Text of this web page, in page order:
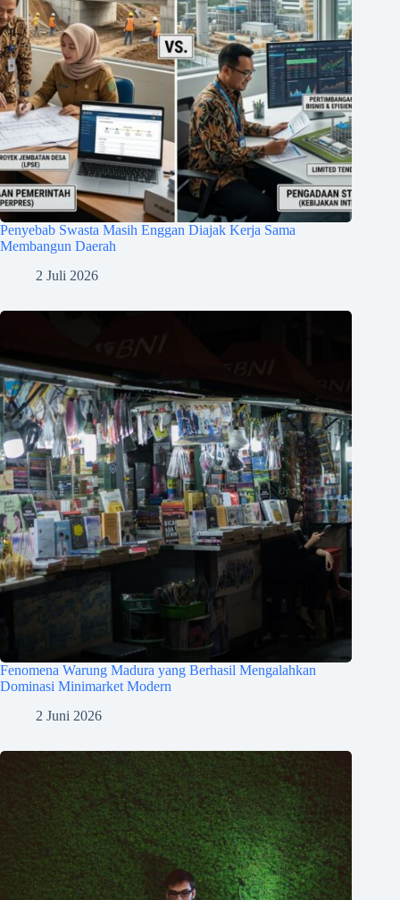
Penyebab Swasta Masih Enggan Diajak Kerja Sama
Membangun Daerah
2 Juli 2026
Fenomena Warung Madura yang Berhasil Mengalahkan
Dominasi Minimarket Modern
2 Juni 2026